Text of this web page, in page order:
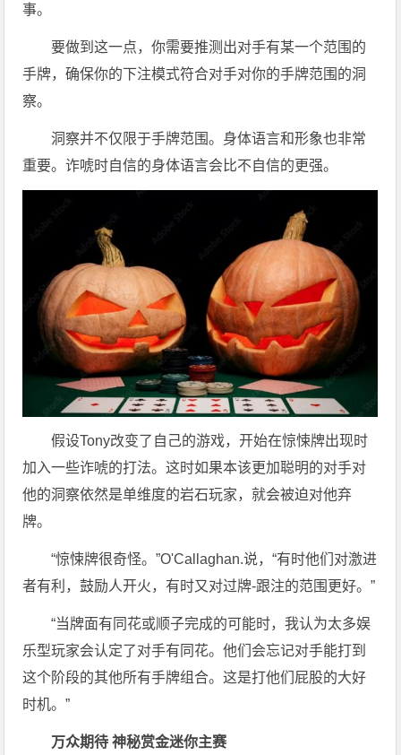
事。
要做到这一点，你需要推测出对手有某一个范围的
手牌，确保你的下注模式符合对手对你的手牌范围的洞
察。
洞察并不仅限于手牌范围。身体语言和形象也非常
重要。诈唬时自信的身体语言会比不自信的更强。
假设Tony改变了自己的游戏，开始在惊悚牌出现时
加入一些诈唬的打法。这时如果本该更加聪明的对手对
他的洞察依然是单维度的岩石玩家，就会被迫对他弃
牌。
“惊悚牌很奇怪。”O'Callaghan.说，“有时他们对激进
者有利，鼓励人开火，有时又对过牌-跟注的范围更好。”
“当牌面有同花或顺子完成的可能时，我认为太多娱
乐型玩家会认定了对手有同花。他们会忘记对手能打到
这个阶段的其他所有手牌组合。这是打他们屁股的大好
时机。”
万众期待 神秘赏金迷你主赛